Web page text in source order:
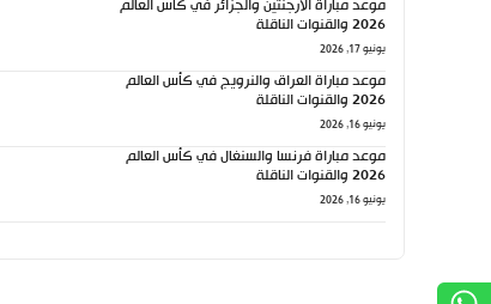
موعد مباراة الأرجنتين والجزائر في كأس العالم
2026 والقنوات الناقلة
يونيو 17, 2026
موعد مباراة العراق والنرويج في كأس العالم
2026 والقنوات الناقلة
يونيو 16, 2026
موعد مباراة فرنسا والسنغال في كأس العالم
2026 والقنوات الناقلة
يونيو 16, 2026